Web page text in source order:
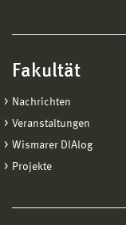
Fakultät
Nachrichten
Veranstaltungen
Wismarer DIAlog
Projekte